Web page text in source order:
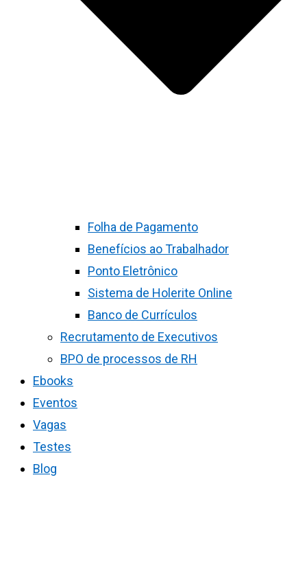
Folha de Pagamento
Benefícios ao Trabalhador
Ponto Eletrônico
Sistema de Holerite Online
Banco de Currículos
Recrutamento de Executivos
BPO de processos de RH
Ebooks
Eventos
Vagas
Testes
Blog